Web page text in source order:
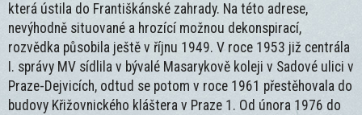
která ústila do Františkánské zahrady. Na této adrese,
nevýhodně situované a hrozící možnou dekonspirací,
rozvědka působila ještě v říjnu 1949. V roce 1953 již centrála
I. správy MV sídlila v bývalé Masarykově koleji v Sadové ulici v
Praze-Dejvicích, odtud se potom v roce 1961 přestěhovala do
budovy Křižovnického kláštera v Praze 1. Od února 1976 do